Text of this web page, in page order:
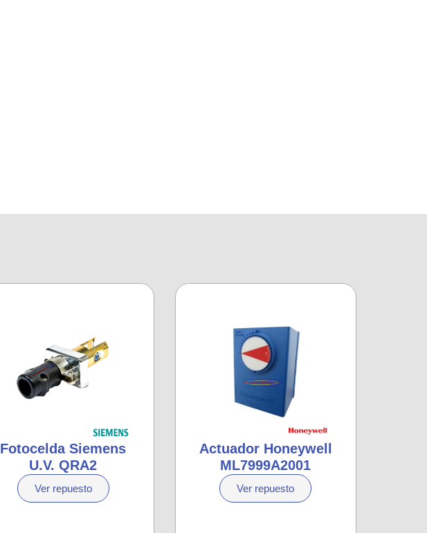
Fotocelda Siemens
U.V. QRA2
Ver repuesto
Actuador Honeywell
ML7999A2001
Ver repuesto